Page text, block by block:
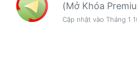
(Mở Khóa
Cập nhật vào Tháng 1